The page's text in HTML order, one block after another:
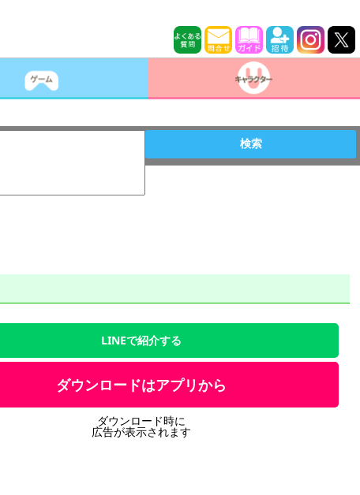
検索
LINEで紹介する
ダウンロードはアプリから
ダウンロード時に
広告が表示されます